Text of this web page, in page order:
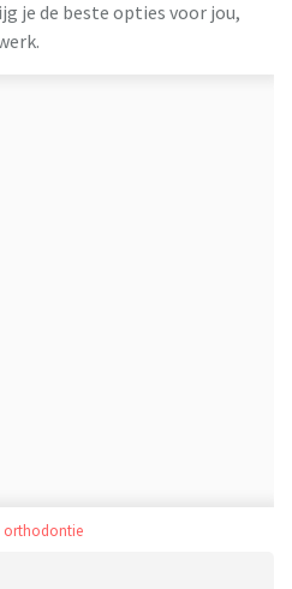
je de beste opties voor jou,
orthodontie